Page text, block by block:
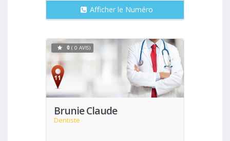
Afficher le Numéro
Brunie Claude
Dentiste
Voir
0 ( 0 AVIS)